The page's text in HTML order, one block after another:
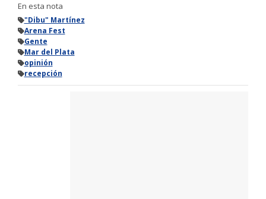
En esta nota
"Dibu" Martínez
Arena Fest
Gente
Mar del Plata
opinión
recepción